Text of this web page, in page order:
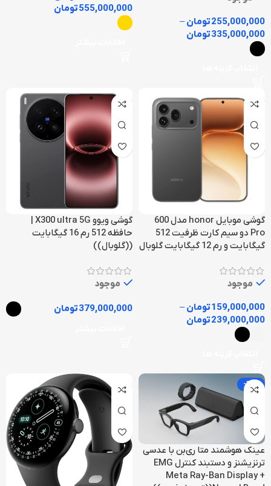
255,000,000تومان–
335,000,000تومان
555,000,000تومان
گوشی موبایل honor مدل 600
Pro دو سیم کارت ظرفیت 512
گیگابایت و رم 12 گیگابایت گلوبال
موجود
159,000,000تومان–
239,000,000تومان
گوشی ویوو X300 ultra 5G |
حافظه 512 رم 16 گیگابایت
((گلوبال))
موجود
379,000,000تومان
-13%
عینک هوشمند متا ری‌بن با عدسی
ترنزیشنز و دستبند کنترل EMG
Meta Ray-Ban Display +